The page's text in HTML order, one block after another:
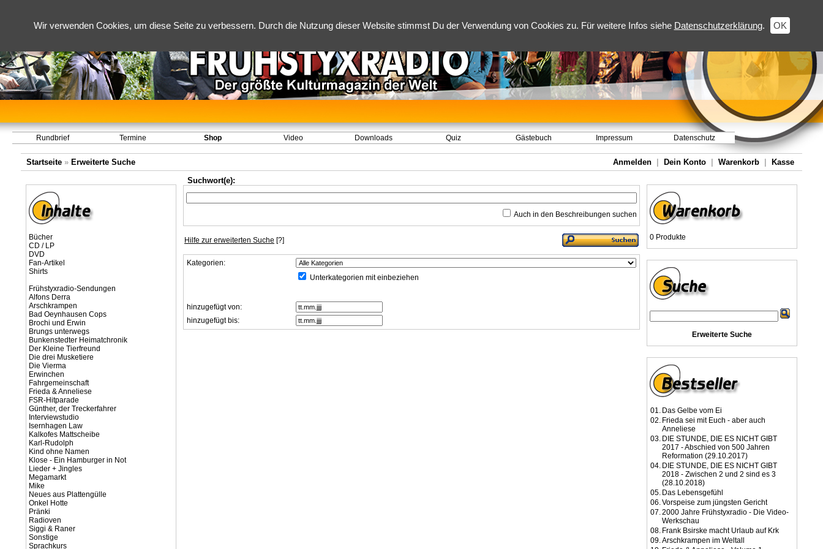
Wir verwenden Cookies, um diese Seite zu verbessern. Durch die Nutzung dieser Website stimmst Du der Verwendung von Cookies zu. Für weitere Infos siehe Datenschutzerklärung. OK
Rundbrief Termine Shop Video Downloads Quiz Gästebuch Impressum Datenschutz
Startseite » Erweiterte Suche Anmelden Dein Konto Warenkorb Kasse
Bücher
CD / LP
DVD
Fan-Artikel
Shirts
Frühstyxradio-Sendungen
Alfons Derra
Arschkrampen
Bad Oeynhausen Cops
Brochi und Erwin
Brungs unterwegs
Bunkenstedter Heimatchronik
Der Kleine Tierfreund
Die drei Musketiere
Die Vierma
Erwinchen
Fahrgemeinschaft
Frieda & Anneliese
FSR-Hitparade
Günther, der Treckerfahrer
Interviewstudio
Isernhagen Law
Kalkofes Mattscheibe
Karl-Rudolph
Kind ohne Namen
Klose - Ein Hamburger in Not
Lieder + Jingles
Megamarkt
Mike
Neues aus Plattengülle
Onkel Hotte
Pränki
Radioven
Siggi & Raner
Sonstige
Sprachkurs
Suchwort(e):
Auch in den Beschreibungen suchen
Hilfe zur erweiterten Suche [?]
Kategorien:
Unterkategorien mit einbeziehen
hinzugefügt von:
hinzugefügt bis:
0 Produkte
Erweiterte Suche
01. Das Gelbe vom Ei
02. Frieda sei mit Euch - aber auch
Anneliese
03. DIE STUNDE, DIE ES NICHT GIBT
2017 - Abschied von 500 Jahren
Reformation (29.10.2017)
04. DIE STUNDE, DIE ES NICHT GIBT
2018 - Zwischen 2 und 2 sind es 3
(28.10.2018)
05. Das Lebensgefühl
06.Vorspeise zum jüngsten Gericht
07.2000 Jahre Frühstyxradio - Die Video-
Werkschau
08. Frank Bsirske macht Urlaub auf Krk
09.Arschkrampen im Weltall